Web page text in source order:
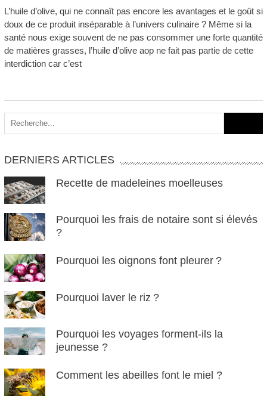
L’huile d’olive, qui ne connaît pas encore les avantages et le goût si
doux de ce produit inséparable à l’univers culinaire ? Même si la
santé nous exige souvent de ne pas consommer une forte quantité
de matières grasses, l’huile d’olive aop ne fait pas partie de cette
interdiction car c’est
DERNIERS ARTICLES
Recette de madeleines moelleuses
Pourquoi les frais de notaire sont si élevés
?
Pourquoi les oignons font pleurer ?
Pourquoi laver le riz ?
Pourquoi les voyages forment-ils la
jeunesse ?
Comment les abeilles font le miel ?